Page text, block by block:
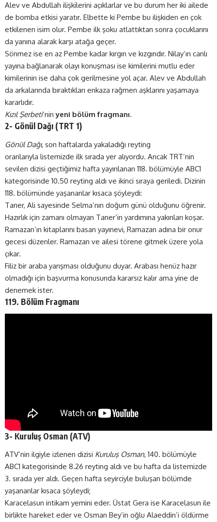
Alev ve Abdullah ilişkilerini açıklarlar ve bu durum her iki ailede
de bomba etkisi yaratır. Elbette ki Pembe bu ilişkiden en çok
etkilenen isim olur. Pembe ilk şoku atlattıktan sonra çocuklarını
da yanına alarak karşı atağa geçer.
Sönmez ise en az Pembe kadar kırgın ve kızgındır. Nilay’ın canlı
yayına bağlanarak olayı konuşması ise kimilerini mutlu eder
kimilerinin ise daha çok gerilmesine yol açar. Alev ve Abdullah
da arkalarında bıraktıkları enkaza rağmen aşklarını yaşamaya
kararlıdır.
Kızıl Şerbeti‘ninyeni bölüm fragmanı.
2- Gönül Dağı (TRT 1)
Gönül Dağı, son haftalarda yakaladığı reyting
oranlarıyla listemizde ilk sırada yer alıyordu. Ancak TRT’nin
sevilen dizisi geçtiğimiz hafta yayınlanan 118. bölümüyle ABC1
kategorisinde 10.50 reyting aldı ve ikinci sıraya geriledi. Dizinin
118. bölümünde yaşananlar kısaca şöyleydi:
Taner, Ali sayesinde Selma’nın doğum günü olduğunu öğrenir.
Hazırlık için zamanı olmayan Taner’in yardımına yakınları koşar.
Ramazan’ın kitaplarını basan yayınevi, Ramazan adına bir onur
gecesi düzenler. Ramazan ve ailesi törene gitmek üzere yola
çıkar.
Filiz bir araba yarışması olduğunu duyar. Arabası henüz hazır
olmadığı için başvurma konusunda kararsız kalır ama yine de
denemek ister.
119. Bölüm Fragmanı
3- Kuruluş Osman (ATV)
ATV’nin ilgiyle izlenen dizisi Kuruluş Osman, 140. bölümüyle
ABC1 kategorisinde 8.26 reyting aldı ve bu hafta da listemizde
3. sırada yer aldı. Geçen hafta seyirciyle buluşan bölümde
yaşananlar kısaca şöyleydi;
Karacelasun intikam yemini eder. Üstat Gera ise Karacelasun ile
birlikte hareket eder ve Osman Bey’in oğlu Alaeddin’i öldürme